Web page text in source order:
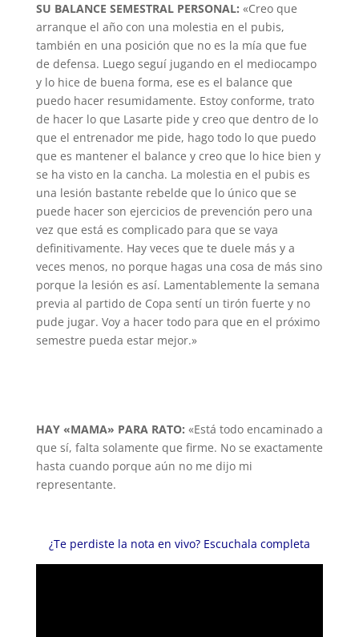
SU BALANCE SEMESTRAL PERSONAL: «Creo que
arranque el año con una molestia en el pubis,
también en una posición que no es la mía que fue
de defensa. Luego seguí jugando en el mediocampo
y lo hice de buena forma, ese es el balance que
puedo hacer resumidamente. Estoy conforme, trato
de hacer lo que Lasarte pide y creo que dentro de lo
que el entrenador me pide, hago todo lo que puedo
que es mantener el balance y creo que lo hice bien y
se ha visto en la cancha. La molestia en el pubis es
una lesión bastante rebelde que lo único que se
puede hacer son ejercicios de prevención pero una
vez que está es complicado para que se vaya
definitivamente. Hay veces que te duele más y a
veces menos, no porque hagas una cosa de más sino
porque la lesión es así. Lamentablemente la semana
previa al partido de Copa sentí un tirón fuerte y no
pude jugar. Voy a hacer todo para que en el próximo
semestre pueda estar mejor.»
HAY «MAMA» PARA RATO: «Está todo encaminado a
que sí, falta solamente que firme. No se exactamente
hasta cuando porque aún no me dijo mi
representante.
¿Te perdiste la nota en vivo? Escuchala completa